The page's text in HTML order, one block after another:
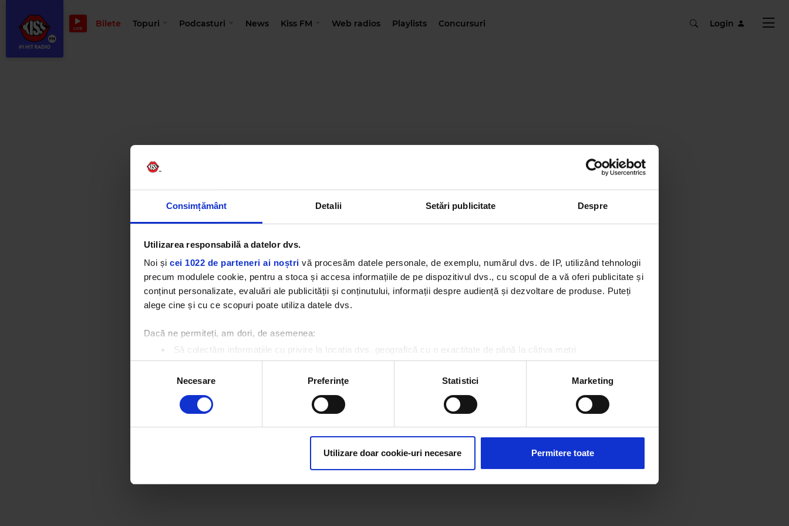
Consimțământ Detalii Setări publicitate Despre
Utilizarea responsabilă a datelor dvs.
Noi și cei 1022 de parteneri ai noștri vă procesăm datele personale, de exemplu, numărul dvs. de IP, utilizând tehnologii
precum modulele cookie, pentru a stoca și accesa informațiile de pe dispozitivul dvs., cu scopul de a vă oferi publicitate și
conținut personalizate, evaluări ale publicității și conținutului, informații despre audiență și dezvoltare de produse. Puteți
alege cine și cu ce scopuri poate utiliza datele dvs.
Dacă ne permiteți, am dori, de asemenea:
Să colectăm informațiile cu privire la locația dvs. geografică cu o exactitate de până la câțiva metri
Să vă identificăm dispozitivul scanândul-l în mod activ după caracteristici specifice (amprentare)
Găsiți mai multe informații despre procesarea datelor dvs. personale și configurați-vă preferințele la
secțiunea cu detalii
Vă puteți modifica sau retrage oricând acordul din Declarația despre modulele cookie.
traficul. De asemenea, le oferim partenerilor de rețele sociale, de publicitate și de analize informații cu privire la modul în
care folosiți site-ul nostru. Aceștia le pot combina cu alte informații oferite de dvs. sau culese în urma folosirii serviciilor
consimțământului
Necesare Preferinţe Statistici Marketing
Utilizare doar cookie-uri necesare Permitere toate
LIVE Bilete Topuri Podcasturi News Kiss FM Web radios Playlists Concursuri Login
Oh...